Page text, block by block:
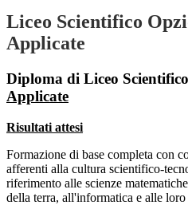
Liceo Scientifico
Applicate
Diploma di Liceo
Applicate
Risultati attesi
Formazione di base completa con
afferenti alla cultura scientifico-
riferimento alle scienze
della terra, all'informatica e alle